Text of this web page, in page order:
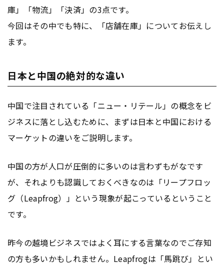
庫」「物流」「決済」の3点です。
今回はその中でも特に、「店舗在庫」についてお伝えし
ます。
日本と中国の絶対的な違い
中国で注目されている「ニュー・リテール」の概念をビ
ジネスに落とし込むために、まずは日本と中国における
マーケットの違いをご説明します。
中国の方が人口が圧倒的に多いのは言わずもがなです
が、それよりも認識しておくべきなのは「リープフロッ
グ（Leapfrog）」という現象が起こっているということ
です。
昨今の越境ビジネスではよく耳にする言葉なのでご存知
の方も多いかもしれません。Leapfrogは「馬跳び」とい